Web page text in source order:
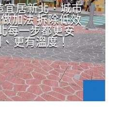
居新北．城市
加法 拆除低效
每一步都更安
更有溫度！